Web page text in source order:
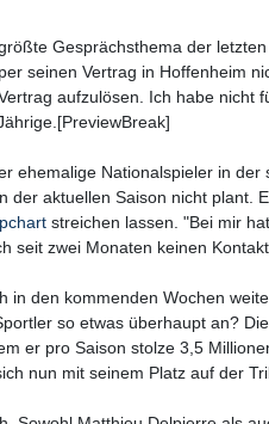
Gesprächsthema der
seinen Vertrag in Hoffenheim
aufzulösen. Ich habe
ehemalige Nationalspieler in
der aktuellen Saison nicht plant.
streichen lassen. "Bei mir
seit zwei Monaten keinen
in den kommenden Wochen
so etwas überhaupt an?
er pro Saison stolze 3,5
nun mit seinem Platz auf der